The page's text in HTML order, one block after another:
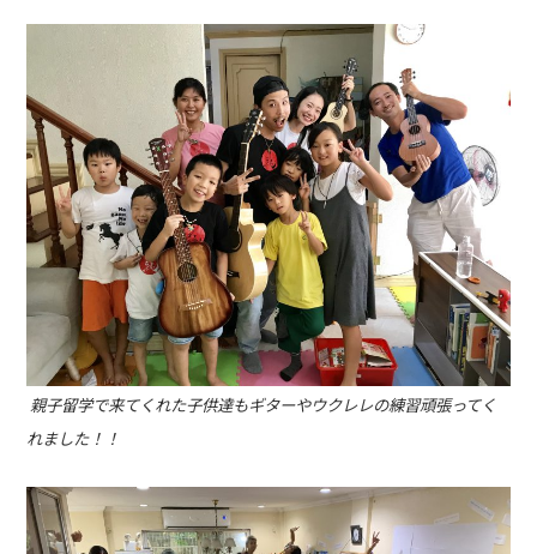
親子留学で来てくれた子供達もギターやウクレレの練習頑張ってく
れました！！